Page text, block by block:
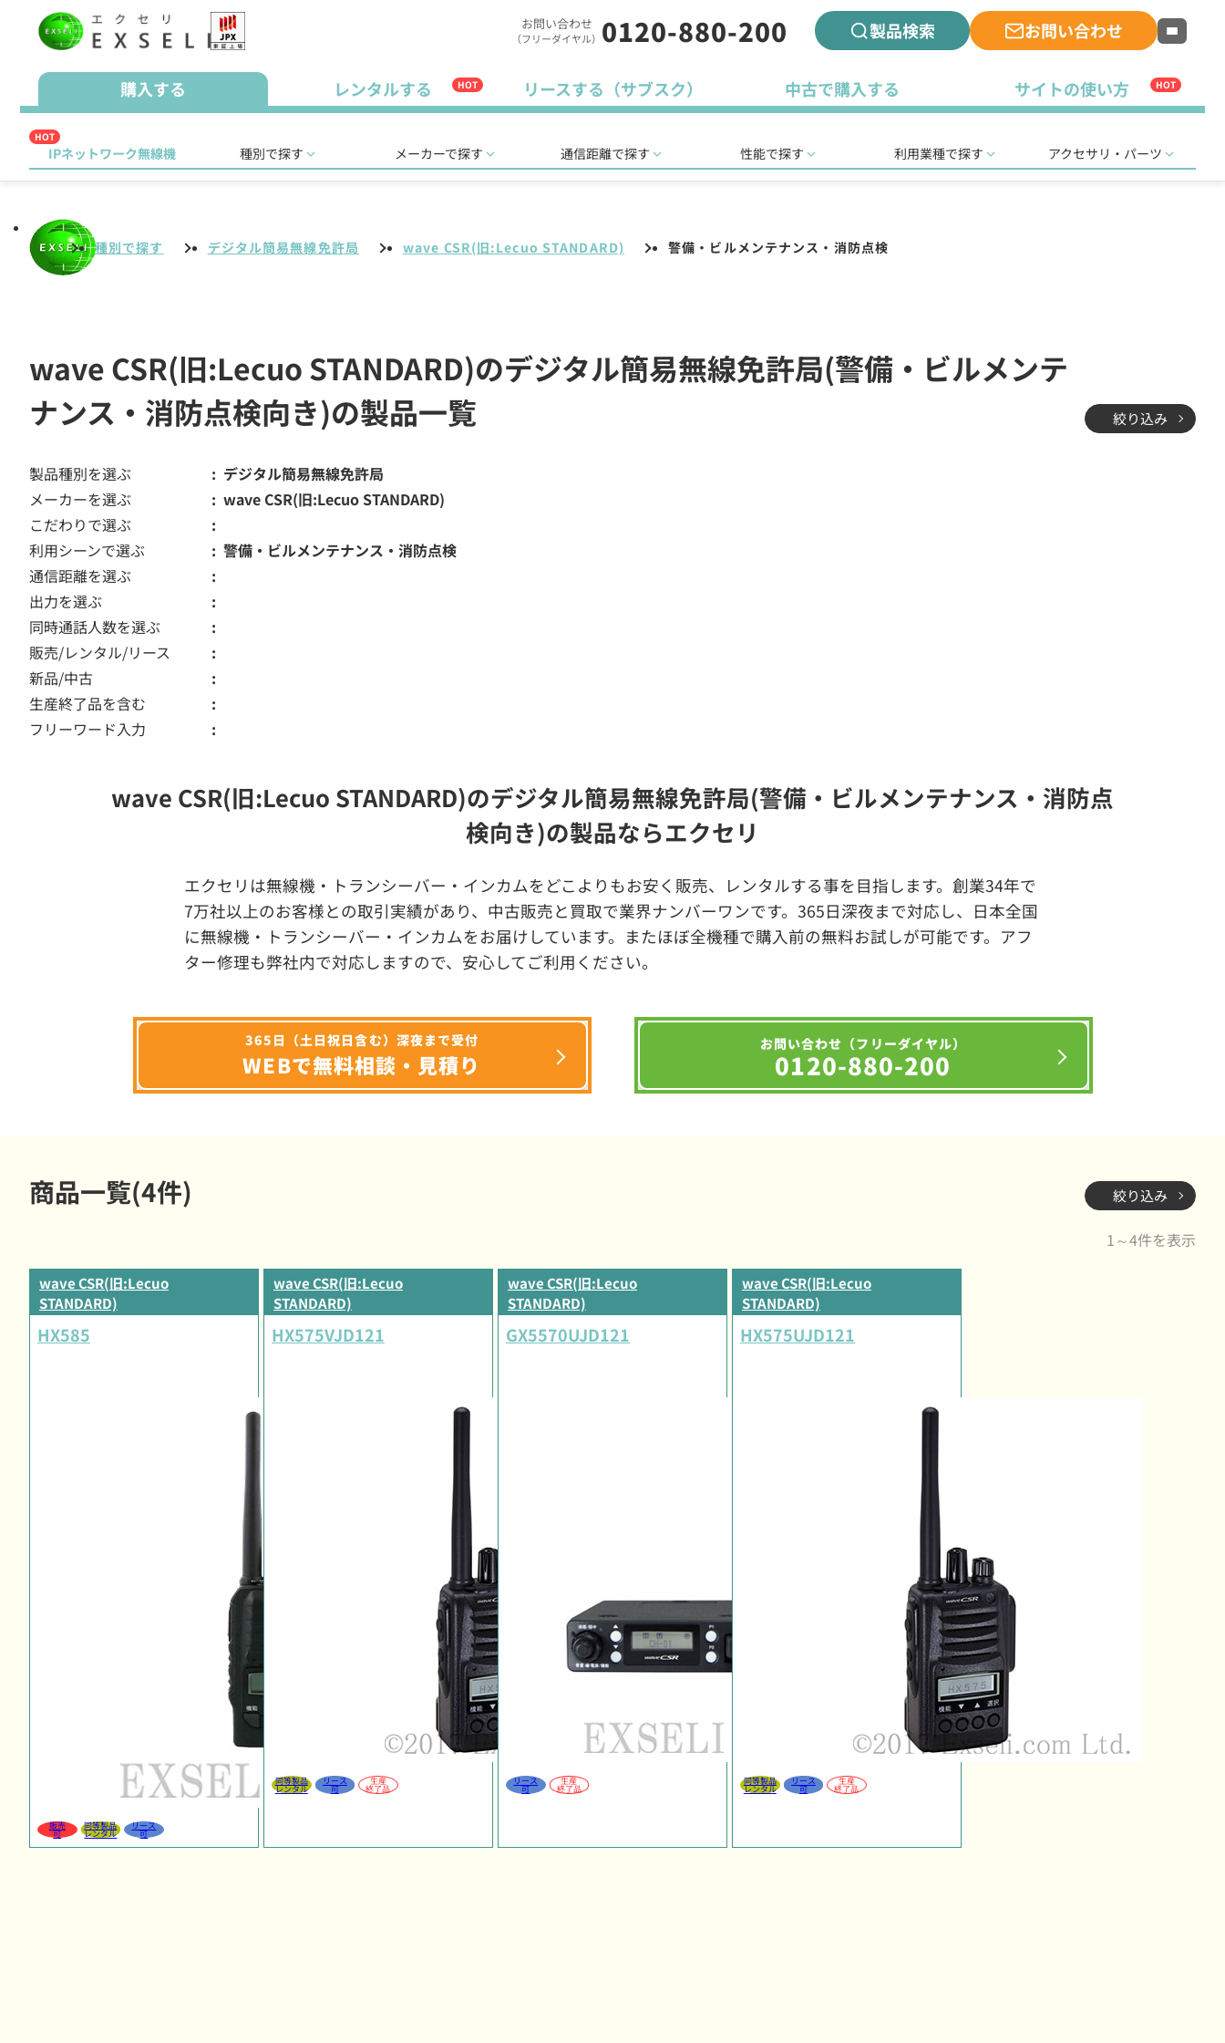
お問い合わせ
（フリーダイヤル） 0120-880-200 製品検索 お問い合わせ
購入する レンタルする HOT リースする（サブスク） 中古で購入する サイトの使い方 HOT
HOT
IPネットワーク無線機 種別で探す メーカーで探す 通信距離で探す 性能で探す 利用業種で探す アクセサリ・パーツ
種別で探す デジタル簡易無線免許局 wave CSR(旧:Lecuo STANDARD) 警備・ビルメンテナンス・消防点検
wave CSR(旧:Lecuo STANDARD)のデジタル簡易無線免許局(警備・ビルメンテ
ナンス・消防点検向き)の製品一覧
絞り込み
製品種別を選ぶ
デジタル簡易無線免許局
メーカーを選ぶ
wave CSR(旧:Lecuo STANDARD)
こだわりで選ぶ
利用シーンで選ぶ
警備・ビルメンテナンス・消防点検
通信距離を選ぶ
出力を選ぶ
同時通話人数を選ぶ
販売/レンタル/リース
新品/中古
生産終了品を含む
フリーワード入力
wave CSR(旧:Lecuo STANDARD)のデジタル簡易無線免許局(警備・ビルメンテナンス・消防点
検向き)の製品ならエクセリ
エクセリは無線機・トランシーバー・インカムをどこよりもお安く販売、レンタルする事を目指します。創業34年で
7万社以上のお客様との取引実績があり、中古販売と買取で業界ナンバーワンです。365日深夜まで対応し、日本全国
に無線機・トランシーバー・インカムをお届けしています。またほぼ全機種で購入前の無料お試しが可能です。アフ
ター修理も弊社内で対応しますので、安心してご利用ください。
365日（土日祝日含む）深夜まで受付
WEBで無料相談・見積り
お問い合わせ（フリーダイヤル）
0120-880-200
商品一覧(4件) 絞り込み
1～4件を表示
wave CSR(旧:Lecuo
STANDARD)
HX585
販売
可
同等製品
レンタル
リース
可
wave CSR(旧:Lecuo
STANDARD)
HX575VJD121
同等製品
レンタル
リース
可
生産
終了品
wave CSR(旧:Lecuo
STANDARD)
GX5570UJD121
リース
可
生産
終了品
wave CSR(旧:Lecuo
STANDARD)
HX575UJD121
同等製品
レンタル
リース
可
生産
終了品